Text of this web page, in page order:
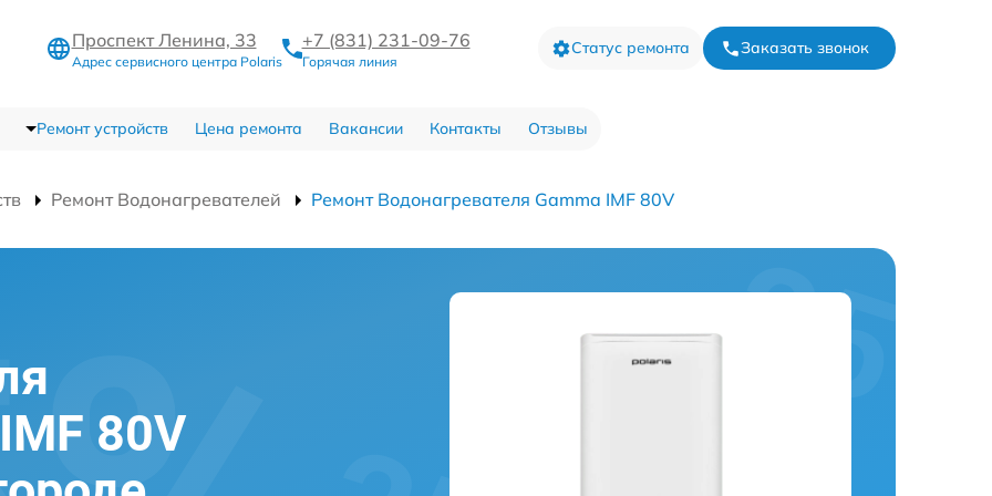
Проспект Ленина, 33
Адрес сервисного центра Polaris
+7 (831) 231-09-76
Горячая линия
Статус ремонта Заказать звонок
Ремонт устройств Цена ремонта Вакансии Контакты Отзывы
Ремонт Водонагревателей Ремонт Водонагревателя Gamma IMF 80V
80V